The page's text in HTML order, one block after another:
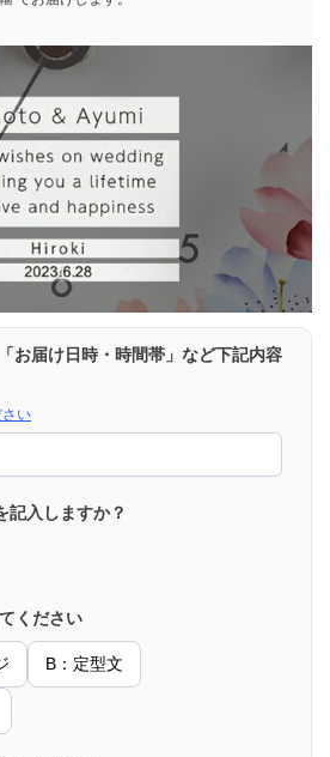
お届け日時・時間帯」など下記内容
い
記入しますか？
ください
B：定型文